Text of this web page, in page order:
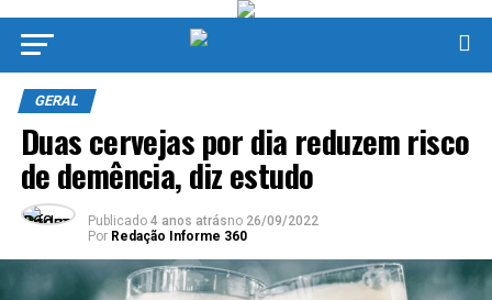
GERAL
Duas cervejas por dia reduzem risco
de demência, diz estudo
Publicado 4 anos atrásno 26/09/2022
Por Redação Informe 360